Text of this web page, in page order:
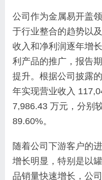
公司作为金属易开盖
于行业整合的趋势以
收入和净利润逐年增
利产品的推广，报告
提升。根据公司披露
年实现营业收入
7,986.43 万元，分别
89.60%。
随着公司下游客户的
增长明显，特别是以
品销量快速增长，公